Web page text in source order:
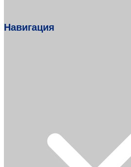
Навигация